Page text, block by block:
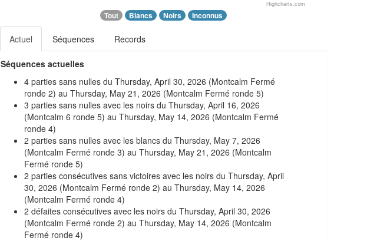
Highcharts.com
Tout Blancs Noirs Inconnus
Actuel Séquences Records
Séquences actuelles
4 parties sans nulles du Thursday, April 30, 2026 (Montcalm Fermé
ronde 2) au Thursday, May 21, 2026 (Montcalm Fermé ronde 5)
3 parties sans nulles avec les noirs du Thursday, April 16, 2026
(Montcalm 6 ronde 5) au Thursday, May 14, 2026 (Montcalm Fermé
ronde 4)
2 parties sans nulles avec les blancs du Thursday, May 7, 2026
(Montcalm Fermé ronde 3) au Thursday, May 21, 2026 (Montcalm
Fermé ronde 5)
2 parties consécutives sans victoires avec les noirs du Thursday, April
30, 2026 (Montcalm Fermé ronde 2) au Thursday, May 14, 2026
(Montcalm Fermé ronde 4)
2 défaites consécutives avec les noirs du Thursday, April 30, 2026
(Montcalm Fermé ronde 2) au Thursday, May 14, 2026 (Montcalm
Fermé ronde 4)